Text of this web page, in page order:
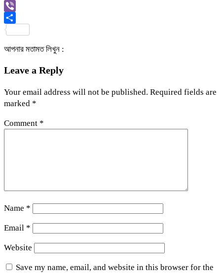
Link
Gmail
Viber
আপনার মতামত লিখুন :
Leave a Reply
Your email address will not be published. Required fields are
marked *
Comment *
Name *
Email *
Website
Save my name, email, and website in this browser for the